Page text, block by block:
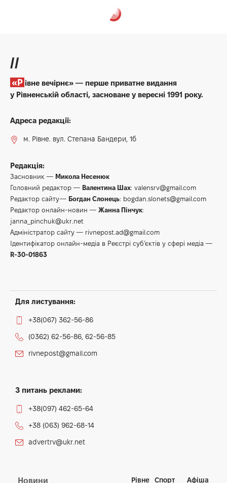
//
«Рівне вечірнє» — перше приватне видання
у Рівненській області, засноване у вересні 1991 року.
Адреса редакції:
м. Рівне. вул. Степана Бандери, 1б
Редакція:
Засновник — Микола Несенюк
Головний редактор — Валентина Шах: valensrv@gmail.com
Редактор сайту— Богдан Слонець: bogdan.slonets@gmail.com
Редактор онлайн-новин — Жанна Пінчук:
janna_pinchuk@ukr.net
Адміністратор сайту — rivnepost.ad@gmail.com
Ідентифікатор онлайн-медіа в Реєстрі суб’єктів у сфері медіа —
R-30-01863
Для листування:
+38(067) 362-56-86
(0362) 62-56-86, 62-56-85
rivnepost@gmail.com
З питань реклами:
+38(097) 462-65-64
+38 (063) 962-68-14
advertrv@ukr.net
Новини Рівне Спорт Афіша